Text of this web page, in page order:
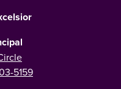
5159